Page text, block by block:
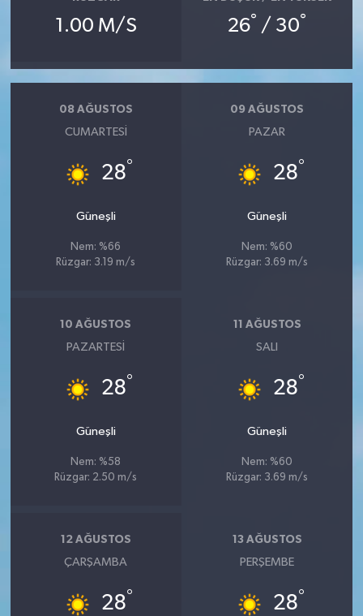
1.00 M/S 26° / 30°
08 AĞUSTOS
CUMARTESI
28°
Güneşli
Nem: %66
Rüzgar: 3.19 m/s
09 AĞUSTOS
PAZAR
28°
Güneşli
Nem: %60
Rüzgar: 3.69 m/s
10 AĞUSTOS
PAZARTESI
28°
Güneşli
Nem: %58
Rüzgar: 2.50 m/s
11 AĞUSTOS
SALI
28°
Güneşli
Nem: %60
Rüzgar: 3.69 m/s
12 AĞUSTOS
ÇARŞAMBA
28°
13 AĞUSTOS
PERŞEMBE
28°